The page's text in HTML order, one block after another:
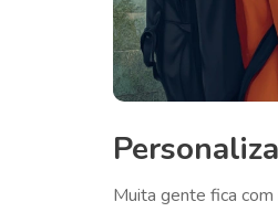
Muita gente fica com